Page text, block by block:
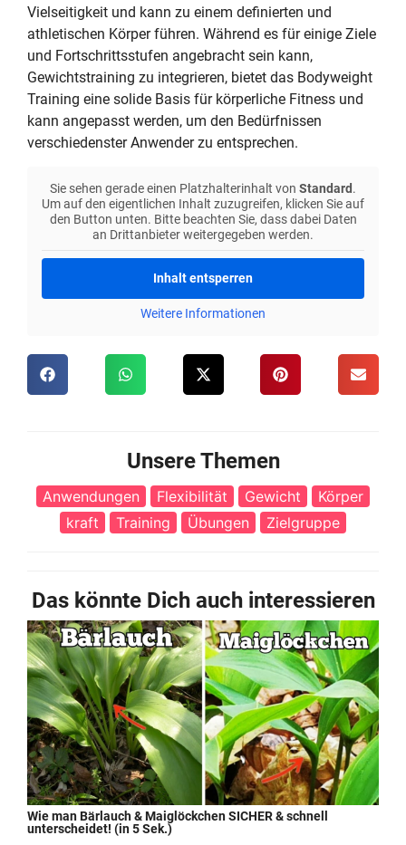
Vielseitigkeit und kann zu einem definierten und
athletischen Körper führen. Während es für einige Ziele
und Fortschrittsstufen angebracht sein kann,
Gewichtstraining zu integrieren, bietet das Bodyweight
Training eine solide Basis für körperliche Fitness und
kann angepasst werden, um den Bedürfnissen
verschiedenster Anwender zu entsprechen.
Sie sehen gerade einen Platzhalterinhalt von Standard .
Um auf den eigentlichen Inhalt zuzugreifen, klicken Sie auf
den Button unten. Bitte beachten Sie, dass dabei Daten
an Drittanbieter weitergegeben werden.
Inhalt entsperren
Weitere Informationen
Unsere Themen
Anwendungen Flexibilität Gewicht
Körper
kraft
Training Übungen Zielgruppe
Das könnte Dich auch interessieren
Wie man Bärlauch & Maiglöckchen SICHER & schnell
unterscheidet! (in 5 Sek.)